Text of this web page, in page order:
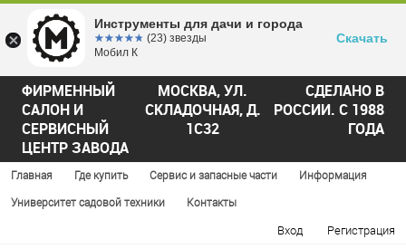
ФИРМЕННЫЙ
САЛОН И
СЕРВИСНЫЙ
ЦЕНТР ЗАВОДА
МОСКВА, УЛ.
СКЛАДОЧНАЯ, Д.
1С32
СДЕЛАНО В
РОССИИ. С 1988
ГОДА
Главная Где купить Сервис и запасные части Информация
Университет садовой техники Контакты
Вход Регистрация
Инструменты для дачи и города
☆☆☆☆☆
★★★★★ (23) звезды
Мобил К
Скачать